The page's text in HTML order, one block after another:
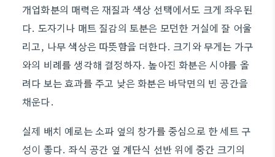
개업화분의 매력은 재질과 색상 선택에서도 크게 좌우된
다. 도자기나 매트 질감의 토분은 모던한 거실에 잘 어울
리고, 나무 색상은 따뜻함을 더한다. 크기와 무게는 가구
와의 비례를 생각해 결정하자. 높아진 화분은 시야를 올
려다 보는 효과를 주고 낮은 화분은 바닥면의 빈 공간을
채운다.
실제 배치 예로는 소파 옆의 창가를 중심으로 한 세트 구
성이 좋다. 좌식 공간 옆 계단식 선반 위에 중간 크기의